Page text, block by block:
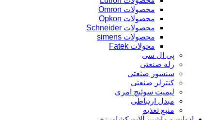
محصولات Omron
محصولات Opkon
محصولات Schneider
محصولات simens
محولات Fatek
پی ال سی
رله صنعتی
سنسور صنعتی
کنترلر صنعتی
لیمیت سوئیچ امری
مبدل ارتباطی
منبع تغذیه